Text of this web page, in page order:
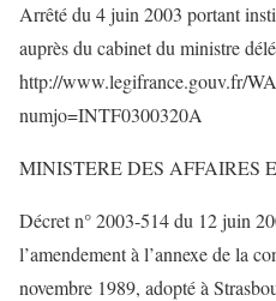
Arrêté du 4 juin 2003 portant
auprès du cabinet du ministre
http://www.legifrance.gouv.fr/
numjo=INTF0300320A
MINISTERE DES AFFAIRES
Décret n° 2003-514 du 12 juin
l’amendement à l’annexe de la
novembre 1989, adopté à